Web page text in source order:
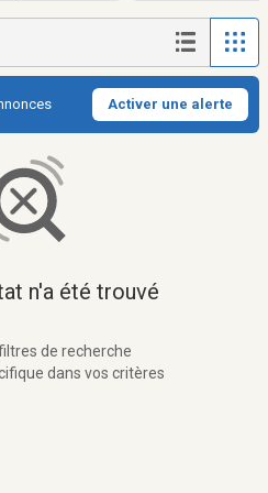
Activer une alerte
n'a été trouvé
de recherche
dans vos critères